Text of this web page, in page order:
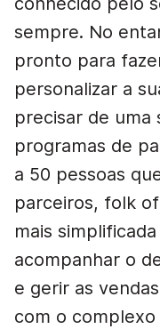
sempre. No
pronto para
personalizar a
precisar de uma
programas de
a 50 pessoas
parceiros, folk
mais
acompanhar o
e gerir as
com o